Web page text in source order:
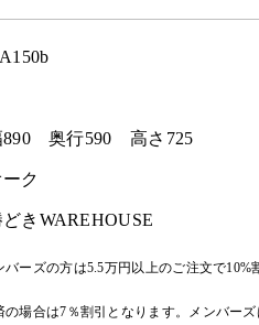
890奥行590 高さ 725
ーク
どきWAREHOUSE
バーズの方は5.5万円以上のご注文で10%
場合は7％割引となります。メンバーズ